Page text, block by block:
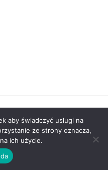
i MALUJ.pl
i MALUJ.pl
aby świadczyć usługi na
ze strony oznacza,
ich użycie.